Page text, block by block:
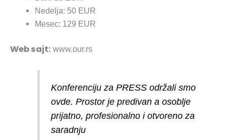
Nedelja: 50 EUR
Mesec: 129 EUR
Web sajt: www.our.rs
Konferenciju za PRESS održali smo
ovde. Prostor je predivan a osoblje
prijatno, profesionalno i otvoreno za
saradnju